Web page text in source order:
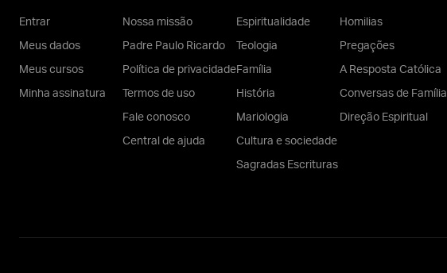
Entrar
Meus dados
Meus cursos
Minha assinatura
Nossa missão
Padre Paulo Ricardo
Política de privacidade
Termos de uso
Fale conosco
Central de ajuda
Espiritualidade
Teologia
Família
História
Mariologia
Cultura e sociedade
Sagradas Escrituras
Homilias
Pregações
A Resposta Católica
Conversas de Família
Direção Espiritual